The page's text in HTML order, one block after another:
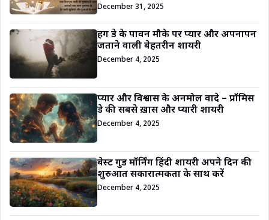
December 31, 2025
हग डे के पावन मौके पर प्यार और अपनापन
जताने वाली बेहतरीन शायरी
December 4, 2025
प्यार और विश्वास के अनमोल वादे – प्रॉमिस
डे की सबसे ख़ास और प्यारी शायरी
December 4, 2025
बेस्ट गुड मॉर्निंग हिंदी शायरी अपने दिन की
शुरुआत सकारात्मकता के साथ करें
December 4, 2025